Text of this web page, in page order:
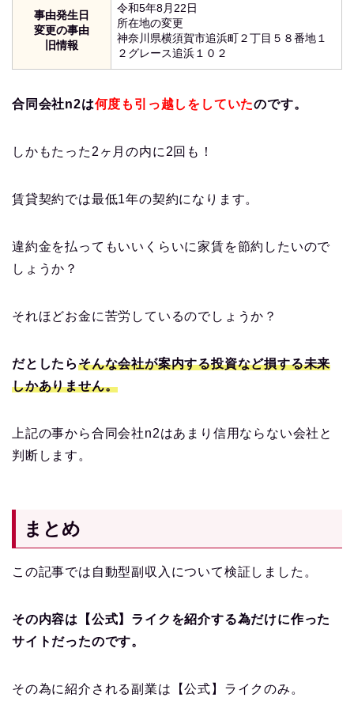
事由発生日
変更の事由
旧情報
令和5年8月22日
所在地の変更
神奈川県横須賀市追浜町２丁目５８番地１
２グレース追浜１０２
合同会社n2は何度も引っ越しをしていたのです。
しかもたった2ヶ月の内に2回も！
賃貸契約では最低1年の契約になります。
違約金を払ってもいいくらいに家賃を節約したいので
しょうか？
それほどお金に苦労しているのでしょうか？
だとしたらそんな会社が案内する投資など損する未来
しかありません。
上記の事から合同会社n2はあまり信用ならない会社と
判断します。
まとめ
この記事では自動型副収入について検証しました。
その内容は【公式】ライクを紹介する為だけに作った
サイトだったのです。
その為に紹介される副業は【公式】ライクのみ。